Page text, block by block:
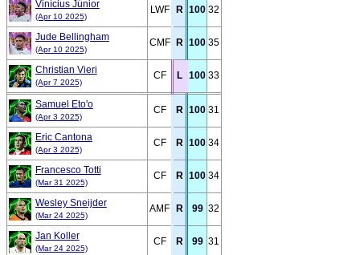
Vinícius Júnior
(Apr 10 2025)
LWF R 100 32
Jude Bellingham
(Apr 10 2025)
CMF R 100 35
Christian Vieri
(Apr 7 2025)
CF L 100 33
Samuel Eto'o
(Apr 3 2025)
CF R 100 31
Eric Cantona
(Apr 3 2025)
CF R 100 34
Francesco Totti
(Mar 31 2025)
CF R 100 34
Wesley Sneijder
(Mar 24 2025)
AMF R 99 32
Jan Koller
(Mar 24 2025)
CF R 99 31